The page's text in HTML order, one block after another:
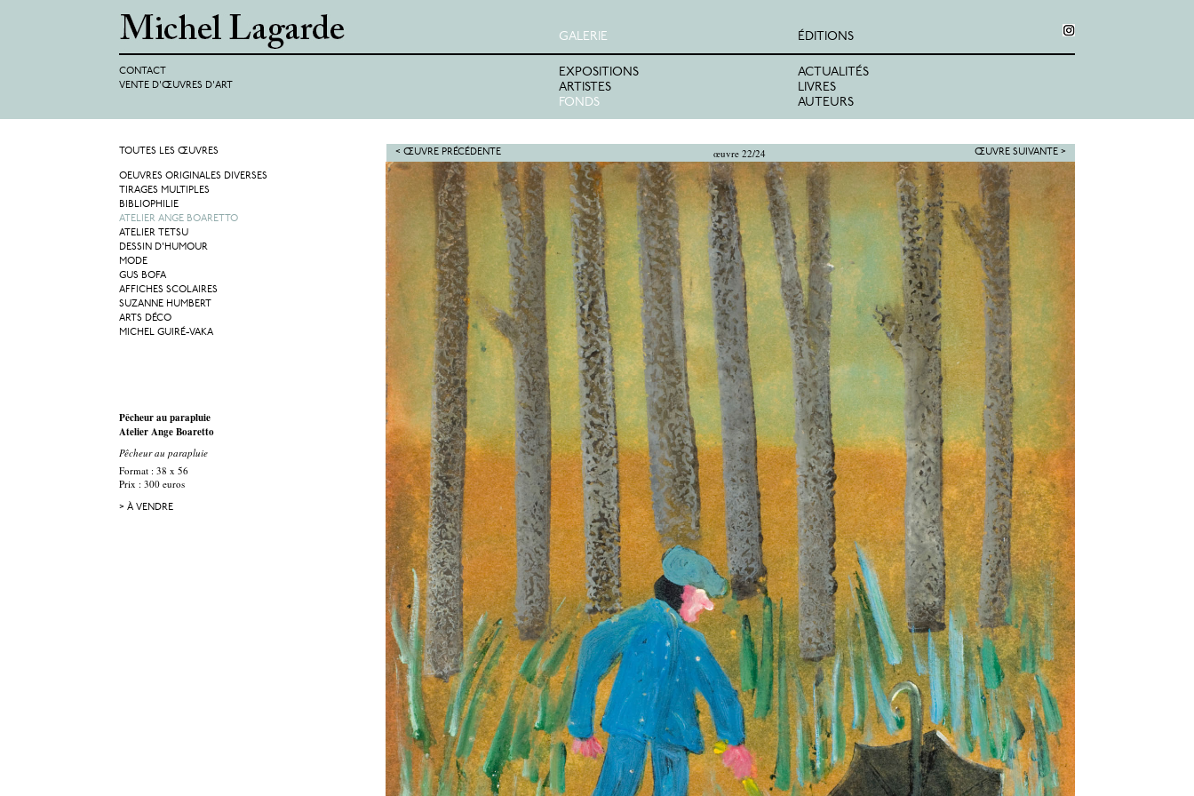
GALERIE
EXPOSITIONS
ARTISTES
FONDS
ÉDITIONS
ACTUALITÉS
LIVRES
AUTEURS
CONTACT
VENTE D'ŒUVRES D'ART
œuvre 22/24
< ŒUVRE PRÉCÉDENTE ŒUVRE SUIVANTE >
TOUTES LES ŒUVRES
OEUVRES ORIGINALES DIVERSES
TIRAGES MULTIPLES
BIBLIOPHILIE
ATELIER ANGE BOARETTO
ATELIER TETSU
DESSIN D'HUMOUR
MODE
GUS BOFA
AFFICHES SCOLAIRES
SUZANNE HUMBERT
ARTS DÉCO
MICHEL GUIRÉ-VAKA
Pêcheur au parapluie
Atelier Ange Boaretto
Pêcheur au parapluie
Format : 38 x 56
Prix : 300 euros
> À VENDRE